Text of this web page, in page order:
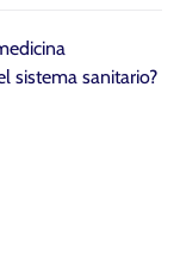
sistema sanitario?